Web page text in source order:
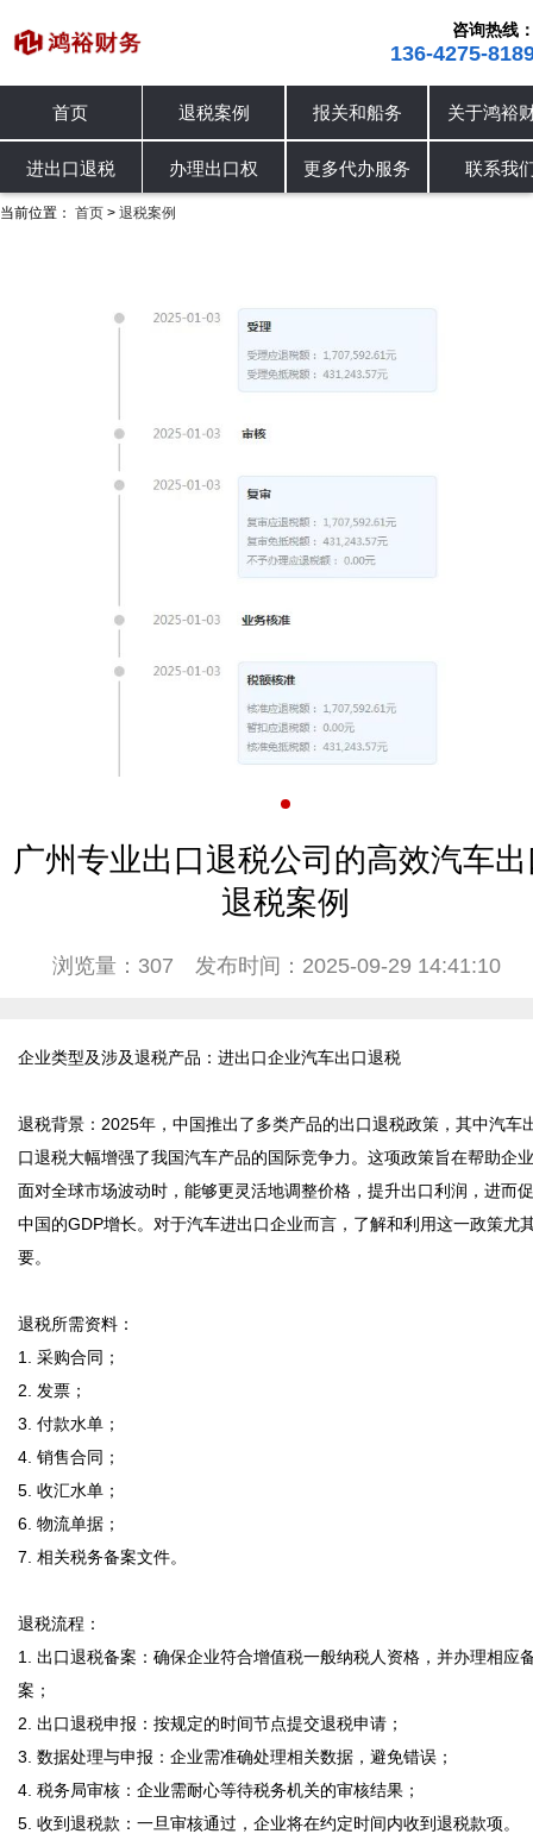
咨询热线
136-4275-
首页
进出口退税
退税案例
办理出口权
报关和船务
更多代办服务
关于鸿裕
联系我
进出口退税 退税案例 办理出口权
当前位置： 首页 > 退税案例
广州专业出口退税公司的高效汽车
退税案例
浏览量：307 发布时间：2025-09-29 14:41:10
企业类型及涉及退税产品：进出口企业汽车出口退税
退税背景：2025年，中国推出了多类产品的出口退税政策，其中汽车
口退税大幅增强了我国汽车产品的国际竞争力。这项政策旨在帮助企
面对全球市场波动时，能够更灵活地调整价格，提升出口利润，进而
中国的GDP增长。对于汽车进出口企业而言，了解和利用这一政策尤
要。
退税所需资料：
1. 采购合同；
2. 发票；
3. 付款水单；
4. 销售合同；
5. 收汇水单；
6. 物流单据；
7. 相关税务备案文件。
退税流程：
1. 出口退税备案：确保企业符合增值税一般纳税人资格，并办理相应
案；
2. 出口退税申报：按规定的时间节点提交退税申请；
3. 数据处理与申报：企业需准确处理相关数据，避免错误；
4. 税务局审核：企业需耐心等待税务机关的审核结果；
5. 收到退税款：一旦审核通过，企业将在约定时间内收到退税款项。